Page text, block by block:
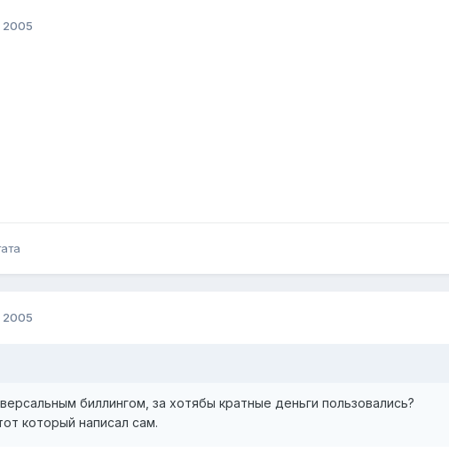
2005
2005
биллингом, за хотябы кратные деньги пользовались?
который написал сам.